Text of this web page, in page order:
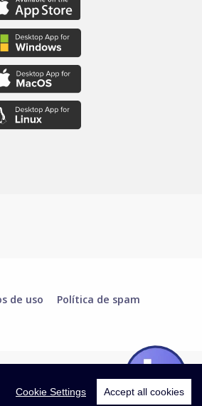
de uso Política de spam
Cookie Settings Accept all cookies